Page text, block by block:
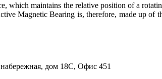
which maintains the relative position of a
Magnetic Bearing is, therefore, made up
дом 18С, Офис 451